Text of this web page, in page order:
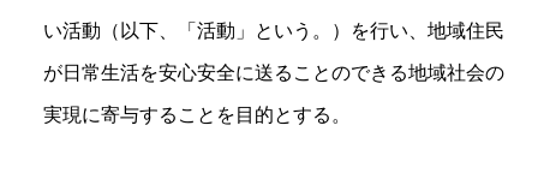
い活動（以下、「活動」という。）を行い、地域住民
が日常生活を安心安全に送ることのできる地域社会の
実現に寄与することを目的とする。